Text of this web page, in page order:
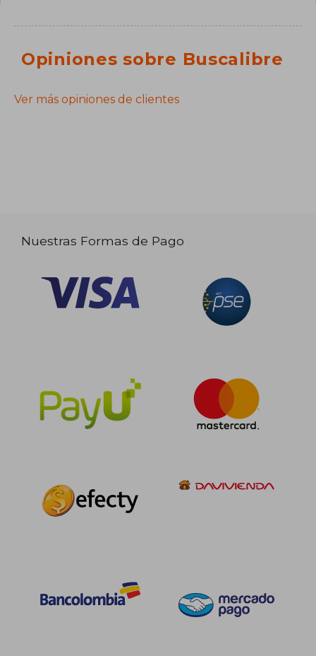
Opiniones sobre Buscalibre
Ver más opiniones de clientes
Nuestras Formas de Pago